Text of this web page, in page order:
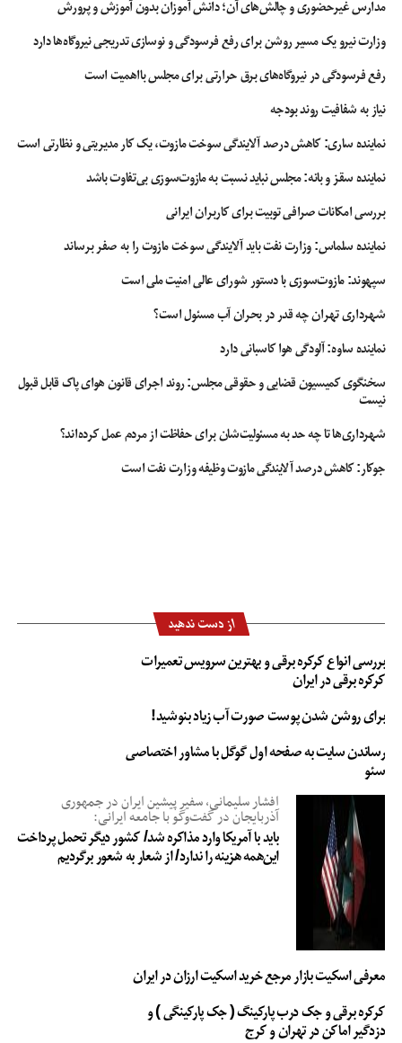
مدارس غیرحضوری و چالش‌های آن؛ دانش آموزان بدون آموزش و پرورش
وزارت نیرو یک مسیر روشن برای رفع فرسودگی و نوسازی تدریجی نیروگاه‌ها دارد
رفع فرسودگی در نیروگاه‌های برق حرارتی برای مجلس بااهمیت است
نیاز به شفافیت روند بودجه
نماینده ساری: کاهش درصد آلایندگی سوخت مازوت، یک کار مدیریتی و نظارتی است
نماینده سقز و بانه: مجلس نباید نسبت به مازوت‌سوزی بی‌تفاوت باشد
بررسی امکانات صرافی توبیت برای کاربران ایرانی
نماینده سلماس: وزارت نفت باید آلایندگی سوخت مازوت را به صفر برساند
سپهوند:‌ مازوت‌سوزی با دستور شورای عالی امنیت ملی است
شهرداری تهران چه قدر در بحران آب مسئول است؟
نماینده ساوه: آلودگی هوا کاسبانی دارد
سخنگوی کمیسیون قضایی و حقوقی مجلس: روند اجرای قانون هوای پاک قابل قبول
نیست
شهرداری‌ها تا چه حد به مسئولیت‌شان برای حفاظت از مردم عمل کرده‌اند؟
جوکار: کاهش درصد آلایندگی مازوت وظیفه وزارت نفت است
از دست ندهید
بررسی انواع کرکره برقی و بهترین سرویس تعمیرات
کرکره برقی در ایران
برای روشن شدن پوست صورت آب زیاد بنوشید!
رساندن سایت به صفحه اول گوگل با مشاور اختصاصی
سئو
افشار سلیمانی، سفیر پیشین ایران در جمهوری
آذربایجان در گفت‌وگو با جامعه ایرانی:
باید با آمریکا وارد مذاکره شد/ کشور دیگر تحمل پرداخت
این‌همه هزینه را ندارد/ از شعار به شعور برگردیم
معرفی اسکیت بازار مرجع خرید اسکیت ارزان در ایران
کرکره برقی و جک درب پارکینگ ( جک پارکینگی ) و
دزدگیر اماکن در تهران و کرج